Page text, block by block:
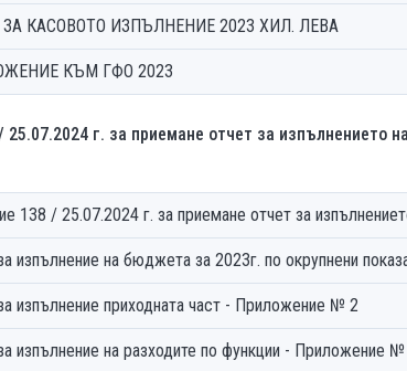
КАСОВОТО ИЗПЪЛНЕНИЕ 2023 ХИЛ. ЛЕВА
КЪМ ГФО 2023
г. за приемане отчет за изпълнението
138 / 25.07.2024 г. за приемане отчет за
изпълнение на бюджета за 2023г. по окрупнени
Отчет за изпълнение приходната част - Приложение № 2
изпълнение на разходите по функции - Приложение